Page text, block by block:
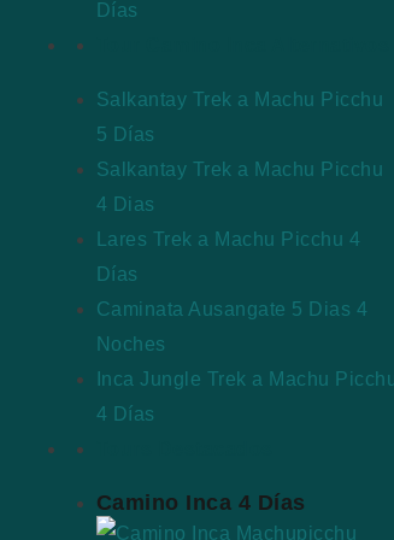
Días
Salkantay Trek a Machu Picchu
5 Días
Salkantay Trek a Machu Picchu
4 Dias
Lares Trek a Machu Picchu 4
Días
Caminata Ausangate 5 Dias 4
Noches
Inca Jungle Trek a Machu
4 Días
Camino Inca 4 Días